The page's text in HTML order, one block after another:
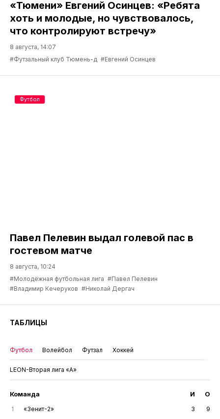
«Тюмени» Евгений Осинцев: «Ребята
хоть и молодые, но чувствовалось,
что контролируют встречу»
8 августа, 14:07
#Футзальный клуб Тюмень-д #Евгений Осинцев
Павел Пелевин выдал голевой пас в
гостевом матче
8 августа, 10:24
#Молодёжная футбольная лига #Павел Пелевин
#Владимир Кечеруков #Николай Дергач
Футбол
ТАБЛИЦЫ
Футбол Волейбол Футзал Хоккей
LEON-Вторая лига «А»
Команда И О
1 «Зенит-2» 3
9